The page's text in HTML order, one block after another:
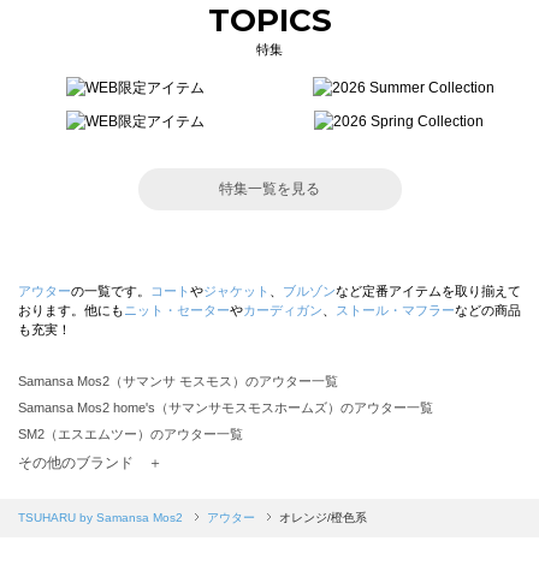
TOPICS
特集
特集一覧を見る
アウターの一覧です。 コート やジャケット ブルゾンなど定番アイテムを取り揃えて
おります。他にも ニット・セーターやカーディガン ストール・マフラーなどの商品
も充実！
Samansa Mos2（サマンサ モスモス）のアウター一覧
Samansa Mos2 home's（サマンサモスモスホームズ）のアウター一覧
SM2（エスエムツー）のアウター一覧
TSUHARU by Samansa Mos2（ツハルバイサマンサモスモス）のアウター一覧
Samansa Mos2 blue（サマンサモスモス ブルー）のアウター一覧
その他のブランド ＋
TSUHARU by Samansa Mos2 アウター オレンジ/橙色系